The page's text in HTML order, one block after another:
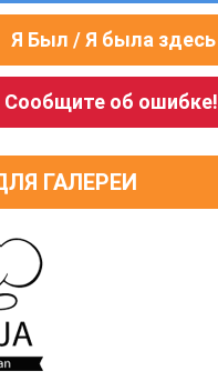
Я Был / Я была здесь
Сообщите об ошибке!
ГАЛЕРЕИ